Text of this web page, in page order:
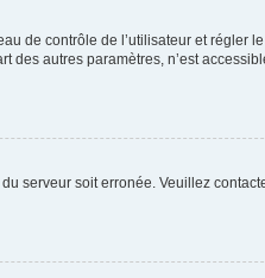
de contrôle de l’utilisateur et régler
autres paramètres, n’est
serveur soit erronée. Veuillez